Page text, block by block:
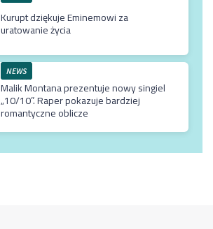
Kurupt dziękuje Eminemowi za
uratowanie życia
NEWS
Malik Montana prezentuje nowy singiel
„10/10”. Raper pokazuje bardziej
romantyczne oblicze